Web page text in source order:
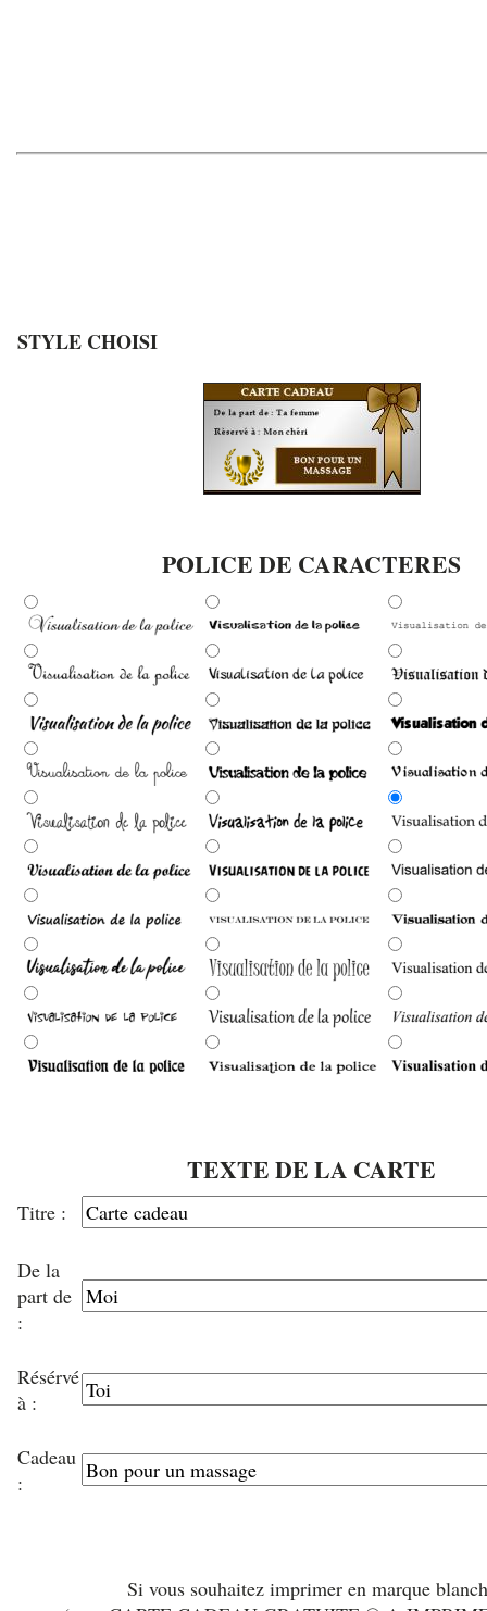
STYLE CHOISI
POLICE DE CARACTERES
TEXTE DE LA CARTE
Titre :
De la
part de
:
Résérvé
à :
Cadeau
:
Si vous souhaitez imprimer en marque